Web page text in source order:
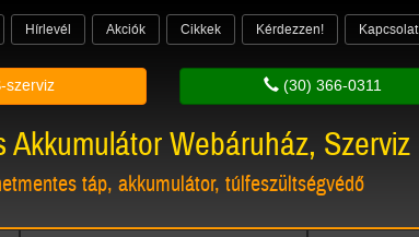
Hírlevél Akciók Cikkek Kérdezzen! Kapcsolat
szerviz (30) 366-0311
Akkumulátor Webáruház, Szerviz
táp, akkumulátor, túlfeszültségvédő